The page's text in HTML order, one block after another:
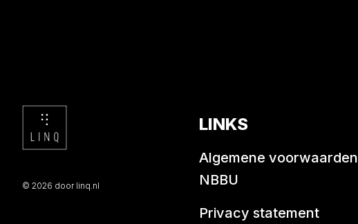
© 2026 door linq.nl
LINKS
Algemene voorwaarden
NBBU
Privacy statement